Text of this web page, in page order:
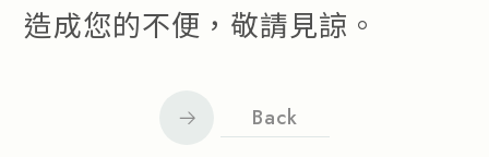
造成您的不便，敬請見諒。
Back